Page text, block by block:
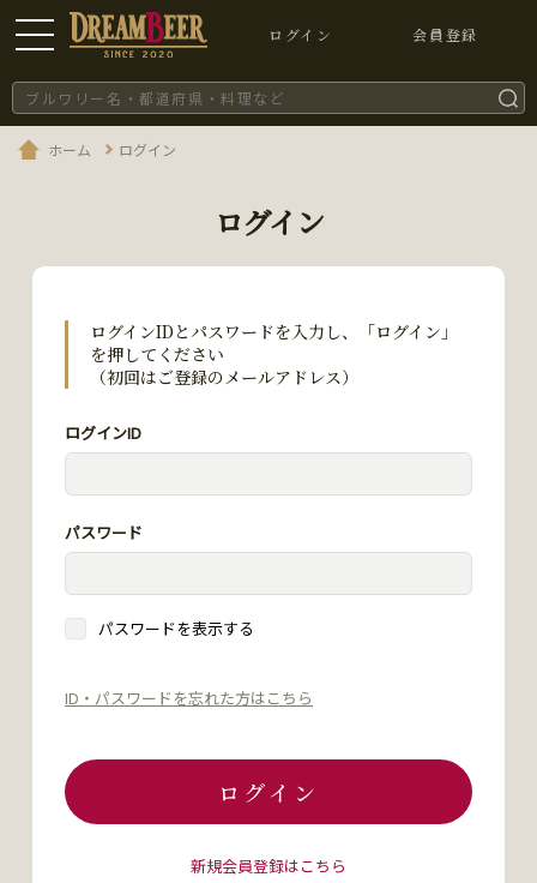
ログイン 会員登録
ホーム ログイン
ログイン
ログインIDとパスワードを入力し、「ログイン」
を押してください
（初回はご登録のメールアドレス）
ログインID
パスワード
パスワードを表示する
ID・パスワードを忘れた方はこちら
ログイン
新規会員登録はこちら